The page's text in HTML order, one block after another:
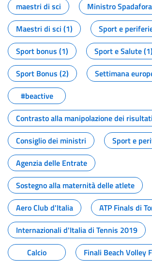
maestri di sci
Ministro Spadafora
Maestri di sci (1)
Sport e
Sport bonus (1)
Sport e Salute (1)
Sport Bonus (2)
Settimana
#beactive
Contrasto alla manipolazione dei
Consiglio dei ministri
Sport e
Agenzia delle Entrate
Sostegno alla maternità delle atlete
Aero Club d'Italia
ATP Finals di
Internazionali d'Italia di Tennis 2019
Calcio
Finali Beach Volley